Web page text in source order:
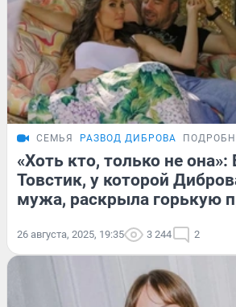
СЕМЬЯ РАЗВОД ДИБРОВА
«Хоть кто, только не она»:
Товстик, у которой
мужа, раскрыла горькую
26 августа, 2025, 19:35 3 244 2